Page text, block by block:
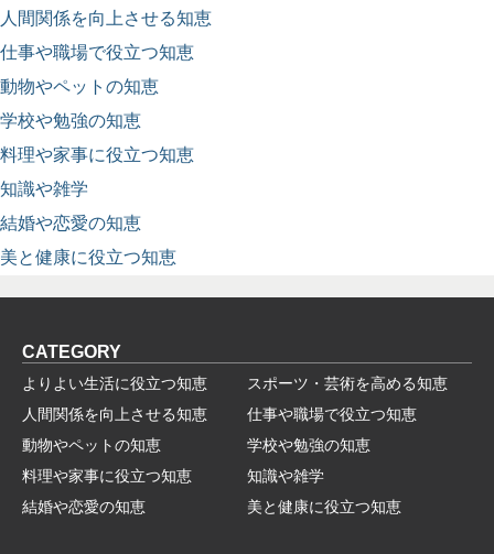
人間関係を向上させる知恵
仕事や職場で役立つ知恵
動物やペットの知恵
学校や勉強の知恵
料理や家事に役立つ知恵
知識や雑学
結婚や恋愛の知恵
美と健康に役立つ知恵
CATEGORY
よりよい生活に役立つ知恵
スポーツ・芸術を高める知恵
人間関係を向上させる知恵
仕事や職場で役立つ知恵
動物やペットの知恵
学校や勉強の知恵
料理や家事に役立つ知恵
知識や雑学
結婚や恋愛の知恵
美と健康に役立つ知恵